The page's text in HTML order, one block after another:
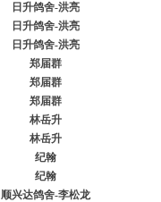
日升鸽舍-洪亮
日升鸽舍-洪亮
日升鸽舍-洪亮
郑届群
郑届群
郑届群
林岳升
林岳升
纪翰
纪翰
顺兴达鸽舍-李松龙